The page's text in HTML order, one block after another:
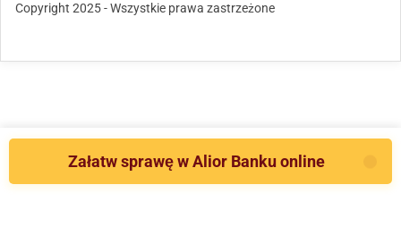
Copyright 2025 - Wszystkie prawa zastrzeżone
Załatw sprawę w Alior Banku online